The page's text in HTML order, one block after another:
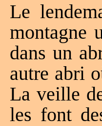
Le
montagne
dans un
autre abri
La veille
les font